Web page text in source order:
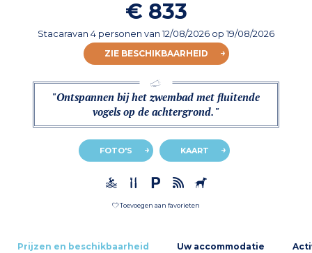
€ 833
Stacaravan 4 personen van12/08/2026 op 19/08/2026
ZIE BESCHIKBAARHEID
"Ontspannen bij het zwembad met fluitende
vogels op de achtergrond. "
FOTO'S KAART
Toevoegen aan favorieten
Prijzen en beschikbaarheid Uw accommodatie